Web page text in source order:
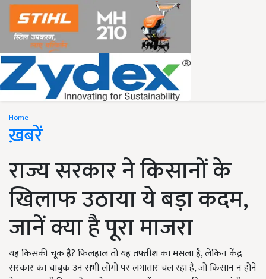
Home
ख़बरें
राज्य सरकार ने किसानों के
खिलाफ उठाया ये बड़ा कदम,
जानें क्या है पूरा माजरा
यह किसकी चूक है? फिलहाल तो यह तफ्तीश का मसला है, लेकिन केंद्र
सरकार का चाबुक उन सभी लोगों पर लगातार चल रहा है, जो किसान न होने